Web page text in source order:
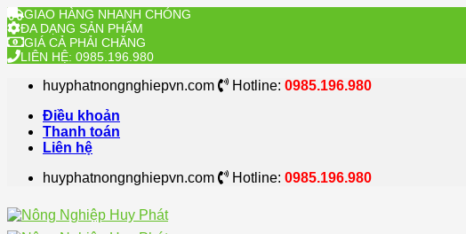
GIAO HÀNG NHANH CHÓNG
ĐA DẠNG SẢN PHẨM
GIÁ CẢ PHẢI CHĂNG
LIÊN HỆ: 0985.196.980
huyphatnongnghiepvn.com Hotline: 0985.196.980
Điều khoản
Thanh toán
Liên hệ
huyphatnongnghiepvn.com
Hotline: 0985.196.980